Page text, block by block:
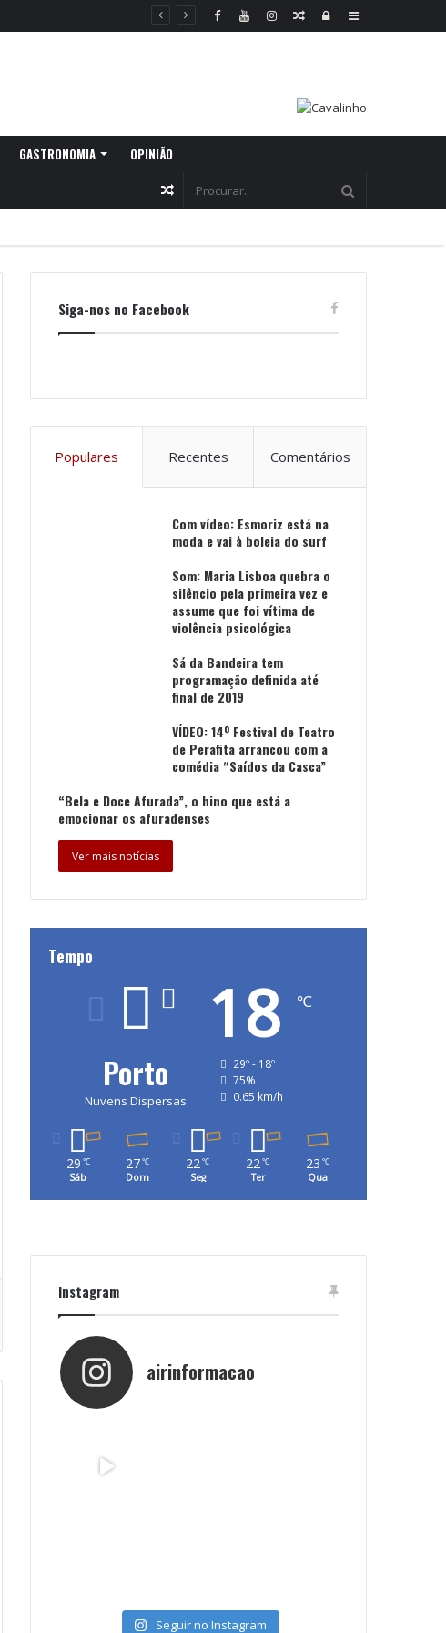
Sidebar
Log
Random
GASTRONOMIA OPINIÃO
Random
Siga-nos no Facebook
Populares Recentes Comentários
Com vídeo: Esmoriz está na
moda e vai à boleia do surf
Som: Maria Lisboa quebra o
silêncio pela primeira vez e
assume que foi vítima de
violência psicológica
Sá da Bandeira tem
programação definida até
final de 2019
VÍDEO: 14º Festival de Teatro
de Perafita arrancou com a
comédia “Saídos da Casca”
“Bela e Doce Afurada”, o hino que está a
emocionar os afuradenses
Ver mais notícias
Tempo
Porto
Nuvens Dispersas
18 ℃
29º - 18º
75%
0.65 km/h
29 ℃
Sáb
27℃
Dom
22℃
Seg
22℃
Ter
23 ℃
Qua
Instagram
airinformacao
Seguir no Instagram